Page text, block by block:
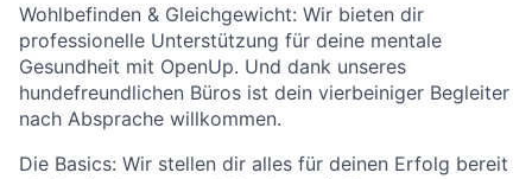
Wohlbefinden & Gleichgewicht: Wir bieten dir
professionelle Unterstützung für deine mentale
Gesundheit mit OpenUp. Und dank unseres
hundefreundlichen Büros ist dein vierbeiniger Begleiter
nach Absprache willkommen.
Die Basics: Wir stellen dir alles für deinen Erfolg bereit